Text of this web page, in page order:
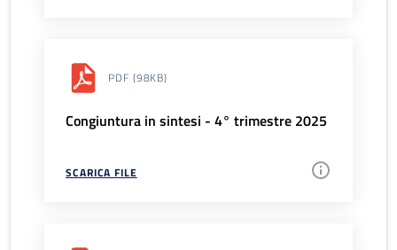
PDF (98KB)
Congiuntura in sintesi - 4° trimestre 2025
SCARICA FILE